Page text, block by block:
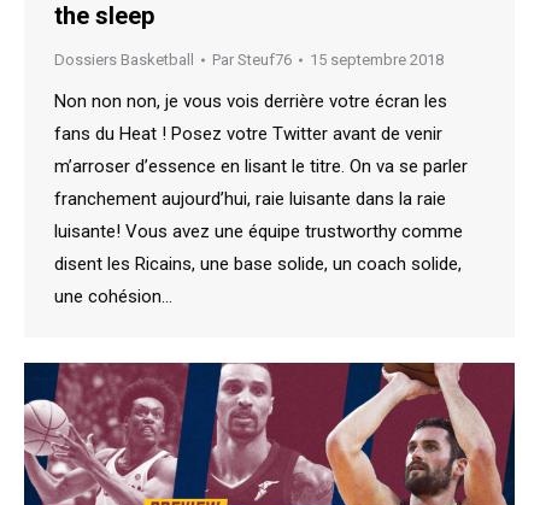
the sleep
Dossiers Basketball Par Steuf76 15 septembre 2018
Non non non, je vous vois derrière votre écran les
fans du Heat ! Posez votre Twitter avant de venir
m’arroser d’essence en lisant le titre. On va se parler
franchement aujourd’hui, raie luisante dans la raie
luisante! Vous avez une équipe trustworthy comme
disent les Ricains, une base solide, un coach solide,
une cohésion…